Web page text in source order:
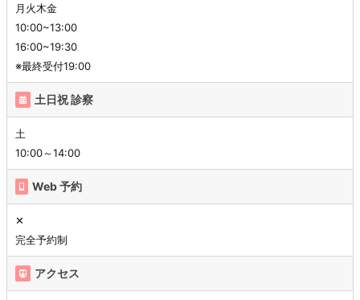
月火木金
10:00~13:00
16:00~19:30
※最終受付19:00
土日祝 診察
土
10:00～14:00
Web 予約
✕
完全予約制
アクセス